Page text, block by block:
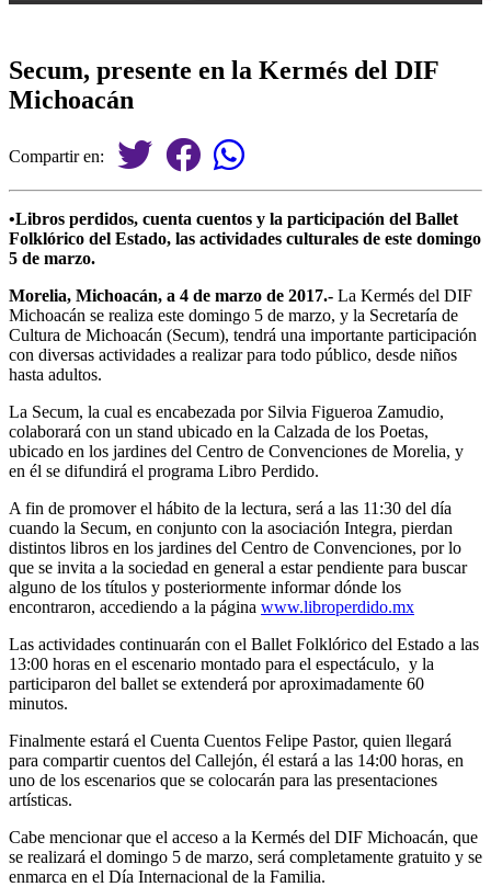
Secum, presente en la Kermés del DIF
Michoacán
Compartir en:
•Libros perdidos, cuenta cuentos y la participación del Ballet
Folklórico del Estado, las actividades culturales de este domingo
5 de marzo.
Morelia, Michoacán, a 4 de marzo de 2017.- La Kermés del DIF
Michoacán se realiza este domingo 5 de marzo, y la Secretaría de
Cultura de Michoacán (Secum), tendrá una importante participación
con diversas actividades a realizar para todo público, desde niños
hasta adultos.
La Secum, la cual es encabezada por Silvia Figueroa Zamudio,
colaborará con un stand ubicado en la Calzada de los Poetas,
ubicado en los jardines del Centro de Convenciones de Morelia, y
en él se difundirá el programa Libro Perdido.
A fin de promover el hábito de la lectura, será a las 11:30 del día
cuando la Secum, en conjunto con la asociación Integra, pierdan
distintos libros en los jardines del Centro de Convenciones, por lo
que se invita a la sociedad en general a estar pendiente para buscar
alguno de los títulos y posteriormente informar dónde los
encontraron, accediendo a la página www.libroperdido.mx
Las actividades continuarán con el Ballet Folklórico del Estado a las
13:00 horas en el escenario montado para el espectáculo, y la
participaron del ballet se extenderá por aproximadamente 60
minutos.
Finalmente estará el Cuenta Cuentos Felipe Pastor, quien llegará
para compartir cuentos del Callejón, él estará a las 14:00 horas, en
uno de los escenarios que se colocarán para las presentaciones
artísticas.
Cabe mencionar que el acceso a la Kermés del DIF Michoacán, que
se realizará el domingo 5 de marzo, será completamente gratuito y se
enmarca en el Día Internacional de la Familia.